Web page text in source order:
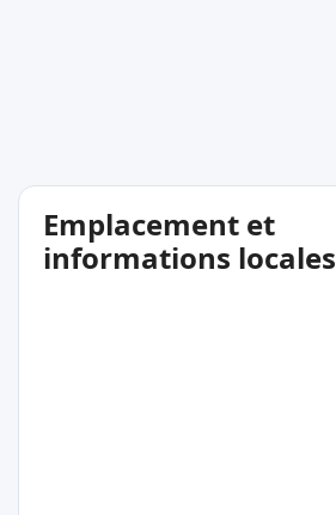
Emplacement et
informations locales